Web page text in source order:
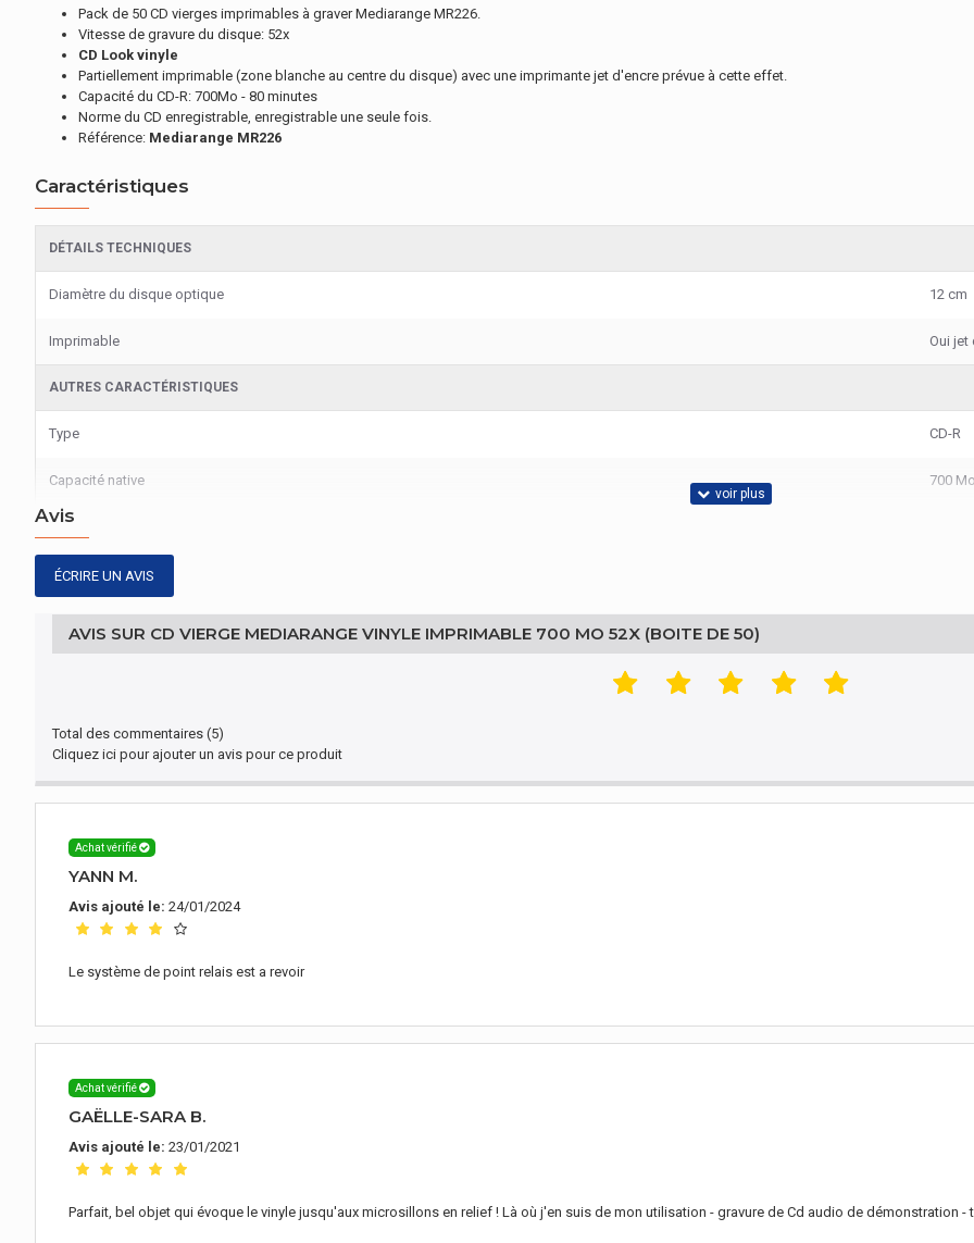
Pack de 50 CD vierges imprimables à graver Mediarange MR226.
Vitesse de gravure du disque: 52x
CD Look vinyle
Partiellement imprimable (zone blanche au centre du disque) avec une imprimante jet d'encre prévue à cette effet.
Capacité du CD-R: 700Mo - 80 minutes
Norme du CD enregistrable, enregistrable une seule fois.
Référence: Mediarange MR226
Caractéristiques
DÉTAILS TECHNIQUES
Diamètre du disque optique 12 cm
Imprimable Oui jet
AUTRES CARACTÉRISTIQUES
Type CD-R
Capacité native 700 Mo
Avis
ÉCRIRE UN AVIS
AVIS SUR CD VIERGE MEDIARANGE VINYLE IMPRIMABLE 700 MO 52X (BOITE DE 50)
Total des commentaires (5)
Cliquez ici pour ajouter un avis pour ce produit
Achat vérifié
YANN M.
Avis ajouté le: 24/01/2024
Le système de point relais est a revoir
Achat vérifié
GAËLLE-SARA B.
Avis ajouté le: 23/01/2021
Parfait, bel objet qui évoque le vinyle jusqu'aux microsillons en relief ! Là où j'en suis de mon utilisation - gravure de Cd audio de démonstration